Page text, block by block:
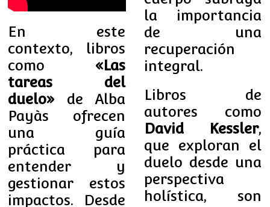
En este
contexto, libros
como «Las
tareas del
duelo» de Alba
Payàs ofrecen
una guía
práctica para
entender y
gestionar estos
impactos. Desde
la importancia
de una
recuperación
integral.
Libros de
autores como
David Kessler,
que exploran el
duelo desde una
perspectiva
holística, son